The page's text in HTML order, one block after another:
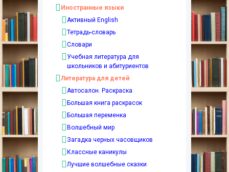
Иностранные языки
Активный English
Тетрадь-словарь
Словари
Учебная литература для
школьников и абитуриентов
Литература для детей
Автосалон. Раскраска
Большая книга раскрасок
Большая переменка
Волшебный мир
Загадка черных часовщиков
Классные каникулы
Лучшие волшебные сказки